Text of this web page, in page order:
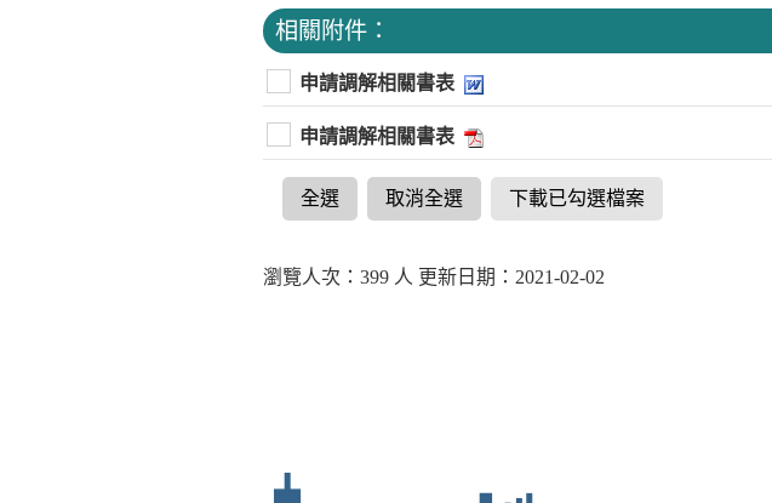
相關附件：
申請調解相關書表
申請調解相關書表
全選 取消全選 下載已勾選檔案
瀏覽人次：399 人 更新日期：2021-02-02